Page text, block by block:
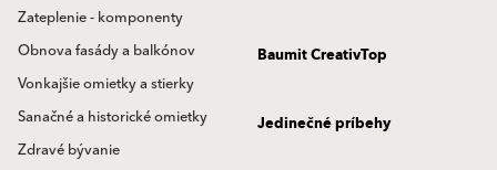
Zateplenie - komponenty
Obnova fasády a balkónov
Vonkajšie omietky a stierky
Sanačné a historické omietky
Zdravé bývanie
Baumit CreativTop
Jedinečné príbehy